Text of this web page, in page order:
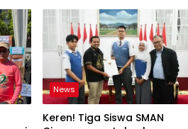
News
Keren! Tiga Siswa SMAN